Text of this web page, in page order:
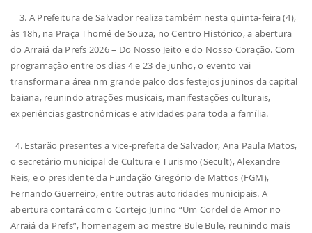
3. A Prefeitura de Salvador realiza também nesta quinta-feira (4),
às 18h, na Praça Thomé de Souza, no Centro Histórico, a abertura
do Arraiá da Prefs 2026 – Do Nosso Jeito e do Nosso Coração. Com
programação entre os dias 4 e 23 de junho, o evento vai
transformar a área nm grande palco dos festejos juninos da capital
baiana, reunindo atrações musicais, manifestações culturais,
experiências gastronômicas e atividades para toda a família.
4. Estarão presentes a vice-prefeita de Salvador, Ana Paula Matos,
o secretário municipal de Cultura e Turismo (Secult), Alexandre
Reis, e o presidente da Fundação Gregório de Mattos (FGM),
Fernando Guerreiro, entre outras autoridades municipais. A
abertura contará com o Cortejo Junino “Um Cordel de Amor no
Arraiá da Prefs”, homenagem ao mestre Bule Bule, reunindo mais